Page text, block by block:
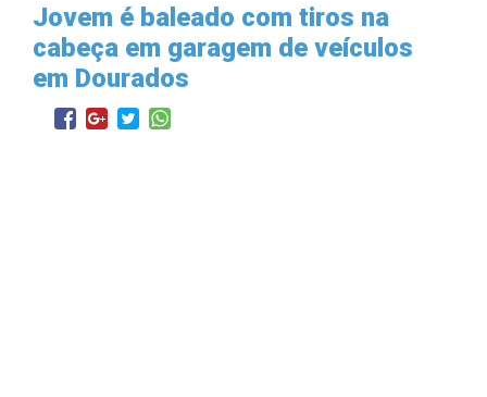
Jovem é baleado com tiros na
cabeça em garagem de veículos
em Dourados